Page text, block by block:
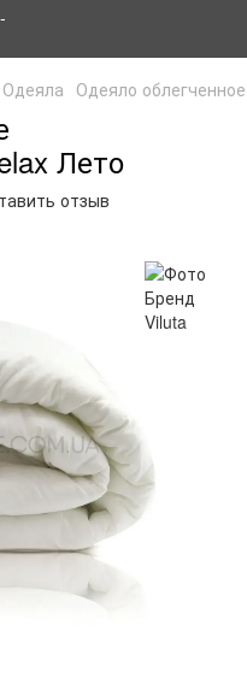
Одеяла Одеяло
Лето
отзыв